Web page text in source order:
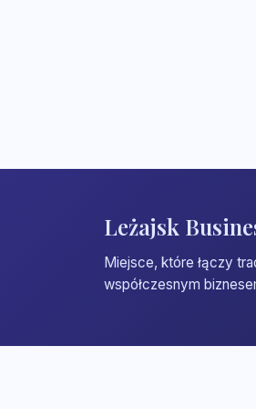
Leżajsk
Miejsce, które łączy
współczesnym